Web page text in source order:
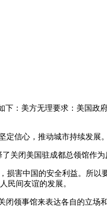
：美方无理要求：美国
定信心，推动城市持续发展。
关闭美国驻成都总领馆作
害中国的安全利益。所
民间友谊的发展。
领事馆来表达各自的立